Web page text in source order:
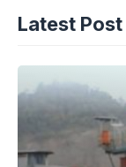
Latest Post